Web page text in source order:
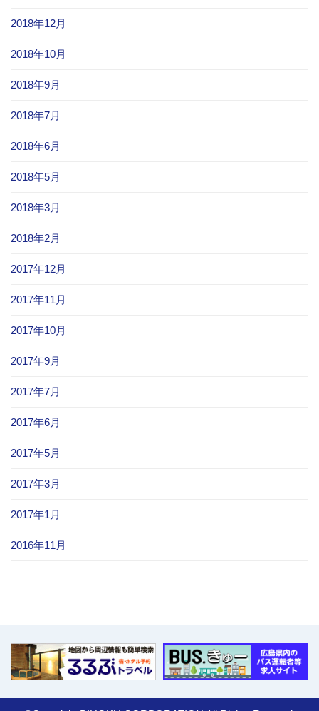
2018年12月
2018年10月
2018年9月
2018年7月
2018年6月
2018年5月
2018年3月
2018年2月
2017年12月
2017年11月
2017年10月
2017年9月
2017年7月
2017年6月
2017年5月
2017年3月
2017年1月
2016年11月